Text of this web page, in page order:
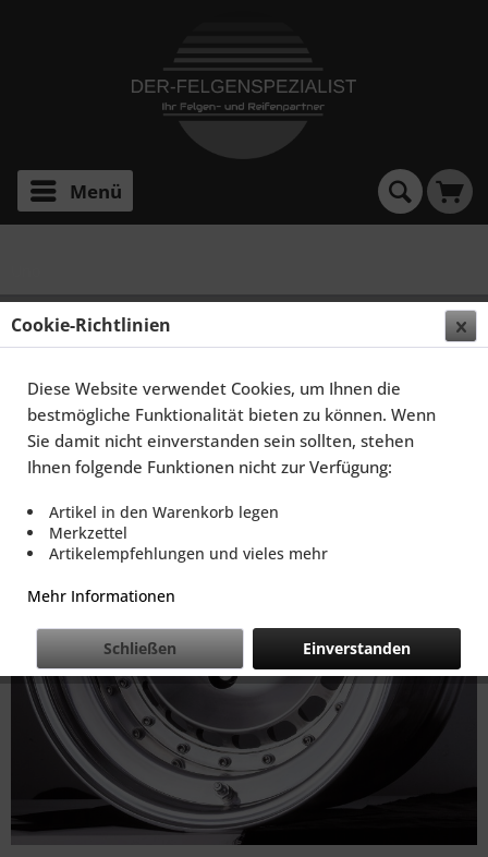
Menü
SCHMIDT FELGEN 14 ZOLL TH-LINE FÜR FIAT UNO,
POLIERT
Cookie-Richtlinien
Diese Website verwendet Cookies, um Ihnen die
bestmögliche Funktionalität bieten zu können. Wenn
Sie damit nicht einverstanden sein sollten, stehen
Ihnen folgende Funktionen nicht zur Verfügung:
Artikel in den Warenkorb legen
Merkzettel
Artikelempfehlungen und vieles mehr
Mehr Informationen
Einverstanden
Schließen